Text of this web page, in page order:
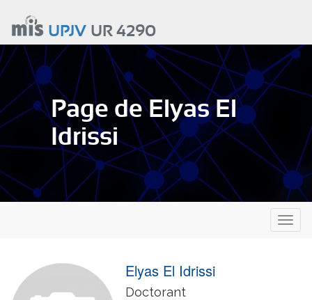
contenu
principal
UPJVUR 4290
Page de Elyas El
Idrissi
Elyas El Idrissi
Doctorant